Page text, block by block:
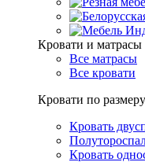
Кровати и матрасы
Все матрасы
Все кровати
Кровати по размеру
Кровать
Кровать